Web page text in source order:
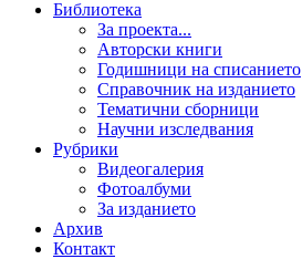
Библиотека
За проекта...
Авторски книги
Годишници на списанието
Справочник на изданието
Тематични сборници
Научни изследвания
Рубрики
Видеогалерия
Фотоалбуми
За изданието
Архив
Контакт